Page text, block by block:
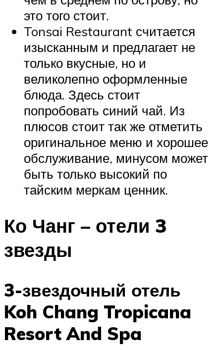
это того стоит.
Tonsai Restaurant считается
изысканным и предлагает не
только вкусные, но и
великолепно оформленные
блюда. Здесь стоит
попробовать синий чай. Из
плюсов стоит так же отметить
оригинальное меню и хорошее
обслуживание, минусом может
быть только высокий по
тайским меркам ценник.
Ко Чанг – отели 3
звезды
3-звездочный отель
Koh Chang Tropicana
Resort And Spa